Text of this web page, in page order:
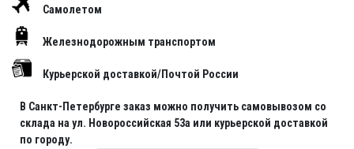
Самолетом
Железнодорожным транспортом
Курьерской доставкой/Почтой России
В Санкт-Петербурге заказ можно получить самовывозом со
склада на ул. Новороссийская 53а или курьерской доставкой
по городу.